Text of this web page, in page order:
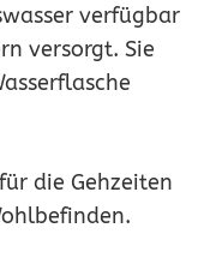
verfügbar
versorgt. Sie
die Gehzeiten